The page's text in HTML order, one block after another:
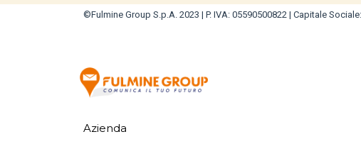
©Fulmine Group S.p.A. 2023 | P. IVA: 05590500822 | Capitale
Azienda